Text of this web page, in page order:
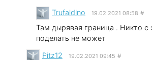
Trufaldino 19.02.2021 08:58 #
Там дырявая граница . Никто с
поделать не может
Pitz12 19.02.2021 09:45 #